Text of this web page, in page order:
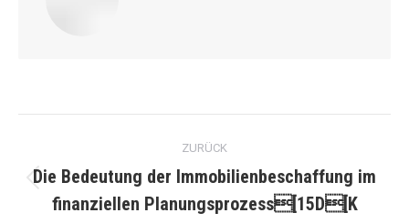
Kommentarnavigation
ZURÜCK
Beitrag:
Die Bedeutung der Immobilienbeschaffung im
finanziellen Planungsprozess[15D[K